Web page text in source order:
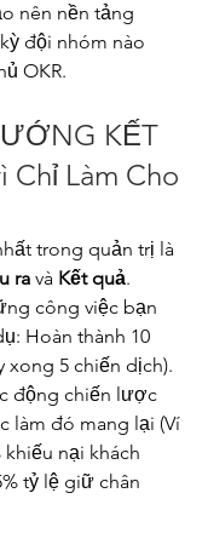
nên nền tảng
đội nhóm nào
OKR.
KẾT
Chỉ Làm Cho
trong quản trị là
ra và Kết quả.
công việc bạn
Hoàn thành 10
xong 5 chiến dịch).
động chiến lược
làm đó mang lại (Ví
khiếu nại khách
tỷ lệ giữ chân